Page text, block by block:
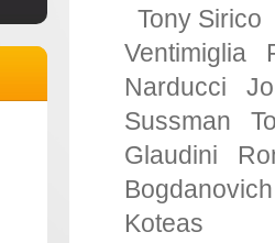
Tony Sirico
Ventimiglia
Narducci
Sussman
Glaudini
Bogdanovich
Koteas